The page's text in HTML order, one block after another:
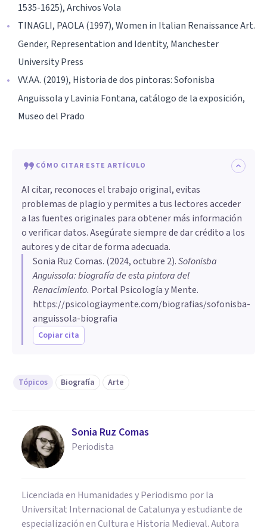
1535-1625), Archivos Vola
TINAGLI, PAOLA (1997), Women in Italian Renaissance Art.
Gender, Representation and Identity, Manchester
University Press
VV.AA. (2019), Historia de dos pintoras: Sofonisba
Anguissola y Lavinia Fontana, catálogo de la exposición,
Museo del Prado
CÓMO CITAR ESTE ARTÍCULO
Al citar, reconoces el trabajo original, evitas
problemas de plagio y permites a tus lectores acceder
a las fuentes originales para obtener más información
o verificar datos. Asegúrate siempre de dar crédito a los
autores y de citar de forma adecuada.
Sonia Ruz Comas. (2024, octubre 2).Sofonisba
Anguissola: biografía de esta pintora del
Renacimiento. Portal Psicología y Mente.
https://psicologiaymente.com/biografias/sofonisba-
anguissola-biografia
Copiar cita
Tópicos Biografía Arte
Sonia Ruz Comas
Periodista
Licenciada en Humanidades y Periodismo por la
Universitat Internacional de Catalunya y estudiante de
especialización en Cultura e Historia Medieval. Autora